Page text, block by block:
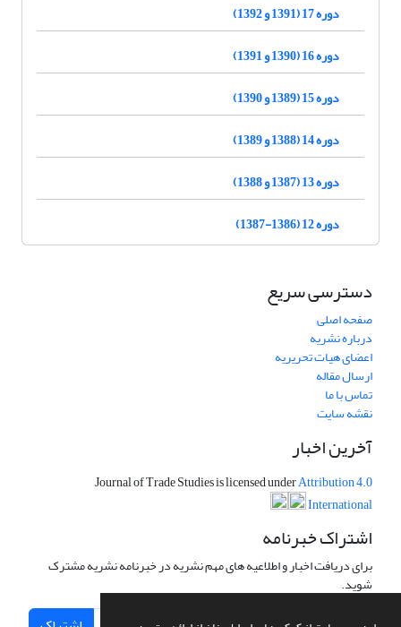
دوره 17 (1391 و 1392)
دوره 16 (1390 و 1391)
دوره 15 (1389 و 1390)
دوره 14 (1388 و 1389)
دوره 13 (1387 و 1388)
دوره 12 (1386-1387)
دسترسی سریع
صفحه اصلی
درباره نشریه
اعضای هیات تحریریه
ارسال مقاله
تماس با ما
نقشه سایت
آخرین اخبار
Journal of Trade Studies is licensed underAttribution 4.0
International
اشتراک خبرنامه
برای دریافت اخبار و اطلاعیه های مهم نشریه در خبرنامه نشریه مشترک
شوید.